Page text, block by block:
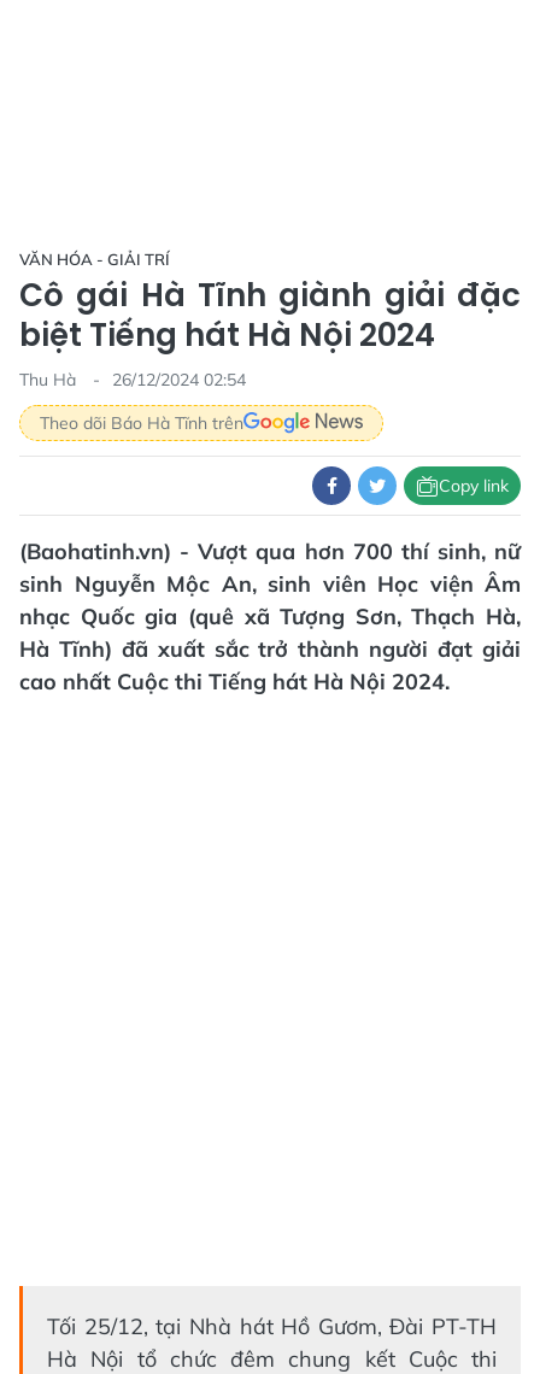
VĂN HÓA - GIẢI TRÍ
Cô gái Hà Tĩnh giành giải đặc
biệt Tiếng hát Hà Nội 2024
Thu Hà
26/12/2024 02:54
Theo dõi Báo Hà Tĩnh trên
Copy link
(Baohatinh.vn) - Vượt qua hơn 700 thí sinh, nữ
sinh Nguyễn Mộc An, sinh viên Học viện Âm
nhạc Quốc gia (quê xã Tượng Sơn, Thạch Hà,
Hà Tĩnh) đã xuất sắc trở thành người đạt giải
cao nhất Cuộc thi Tiếng hát Hà Nội 2024.
Tối 25/12, tại Nhà hát Hồ Gươm, Đài PT-TH
Hà Nội tổ chức đêm chung kết Cuộc thi